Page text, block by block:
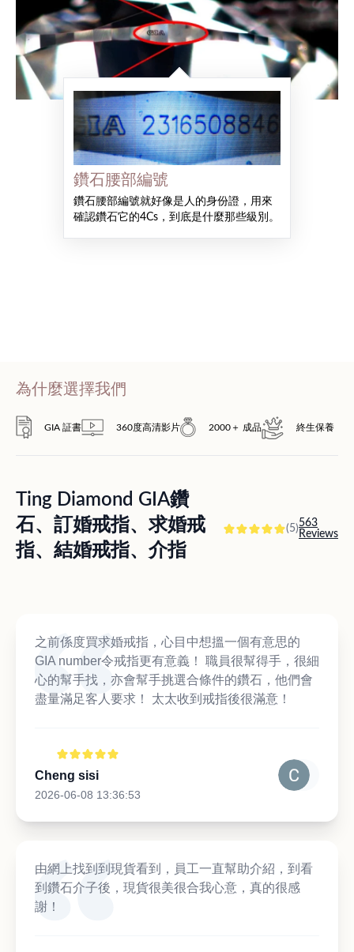
鑽石腰部編號
鑽石腰部編號就好像是人的身份證，用來
確認鑽石它的4Cs，到底是什麼那些級別。
為什麼選擇我們
GIA 証書 360度高清影片 2000＋ 成品 終生保養
Ting Diamond GIA鑽
石、訂婚戒指、求婚戒
指、結婚戒指、介指
(5)563
Reviews
之前係度買求婚戒指，心目中想搵一個有意思的
GIA number令戒指更有意義！ 職員很幫得手，很細
心的幫手找，亦會幫手挑選合條件的鑽石，他們會
盡量滿足客人要求！ 太太收到戒指後很滿意！
Cheng sisi
2026-06-08 13:36:53
由網上找到到現貨看到，員工一直幫助介紹，到看
到鑽石介子後，現貨很美很合我心意，真的很感
謝！